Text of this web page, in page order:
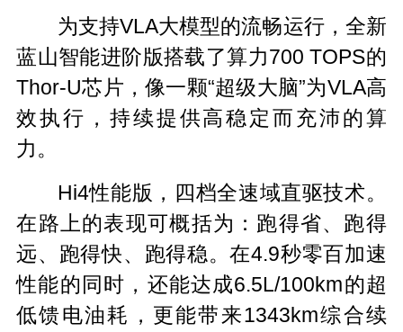
为支持VLA大模型的流畅运行，全新
蓝山智能进阶版搭载了算力700 TOPS的
Thor-U芯片，像一颗“超级大脑”为VLA高
效执行，持续提供高稳定而充沛的算
力。
Hi4性能版，四档全速域直驱技术。
在路上的表现可概括为：跑得省、跑得
远、跑得快、跑得稳。在4.9秒零百加速
性能的同时，还能达成6.5L/100km的超
低馈电油耗，更能带来1343km综合续